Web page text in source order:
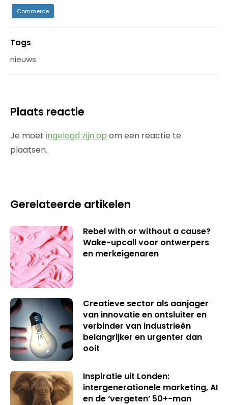
Commerce
Tags
nieuws
Plaats reactie
Je moet ingelogd zijn op om een reactie te
plaatsen.
Gerelateerde artikelen
Rebel with or without a cause?
Wake-upcall voor ontwerpers
en merkeigenaren
Creatieve sector als aanjager
van innovatie en ontsluiter en
verbinder van industrieën
belangrijker en urgenter dan
ooit
Inspiratie uit Londen:
intergenerationele marketing, AI
en de ‘vergeten’ 50+-man